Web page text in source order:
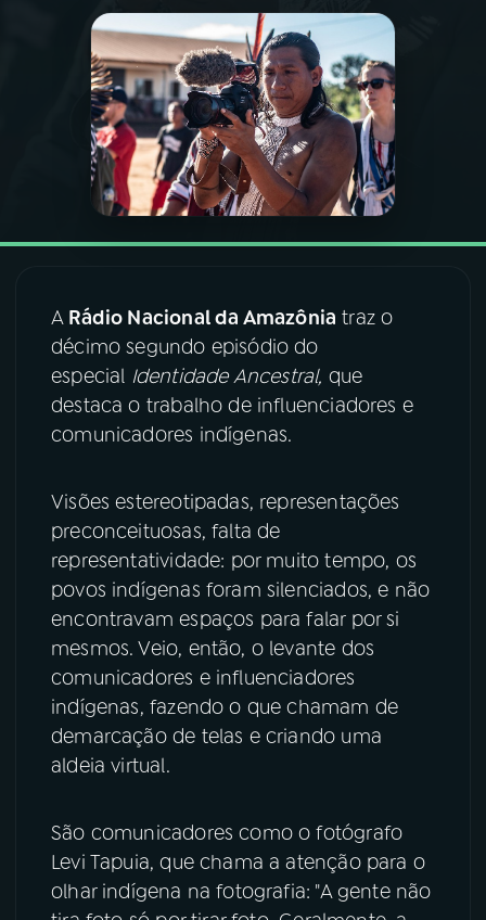
PROGRAMAÇÃO
PROGRAMAS
PODCASTS
06VIDEOCASTS
07ÚLTIMAS
FESTIVAL DE MÚSICA
YouTube Facebook
Instagram X
TikTok
A Rádio Nacional da Amazônia traz o
décimo segundo episódio do
especial Identidade Ancestral, que
destaca o trabalho de influenciadores e
comunicadores indígenas.
Visões estereotipadas, representações
preconceituosas, falta de
representatividade: por muito tempo, os
povos indígenas foram silenciados, e não
encontravam espaços para falar por si
mesmos. Veio, então, o levante dos
comunicadores e influenciadores
indígenas, fazendo o que chamam de
demarcação de telas e criando uma
aldeia virtual.
São comunicadores como o fotógrafo
Levi Tapuia, que chama a atenção para o
olhar indígena na fotografia: "A gente não